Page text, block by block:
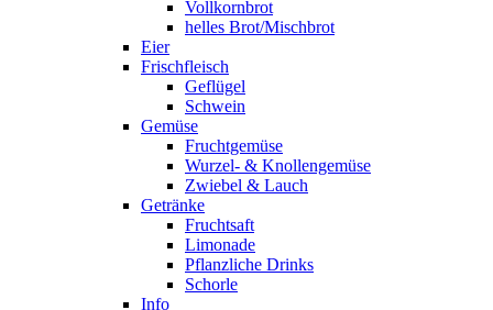
Vollkornbrot
helles Brot/Mischbrot
Eier
Frischfleisch
Geflügel
Schwein
Gemüse
Fruchtgemüse
Wurzel- & Knollengemüse
Zwiebel & Lauch
Getränke
Fruchtsaft
Limonade
Pflanzliche Drinks
Schorle
Info